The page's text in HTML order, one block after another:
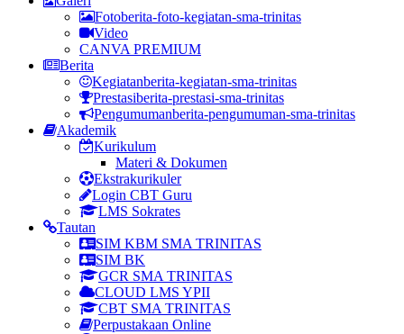
Fotoberita-foto-kegiatan-sma-trinitas
Video
CANVA PREMIUM
Berita
Kegiatanberita-kegiatan-sma-trinitas
Prestasiberita-prestasi-sma-trinitas
Pengumumanberita-pengumuman-sma-trinitas
Akademik
Kurikulum
Materi & Dokumen
Ekstrakurikuler
Login CBT Guru
LMS Sokrates
Tautan
SIM KBM SMA TRINITAS
SIM BK
GCR SMA TRINITAS
CLOUD LMS YPII
CBT SMA TRINITAS
Perpustakaan Online